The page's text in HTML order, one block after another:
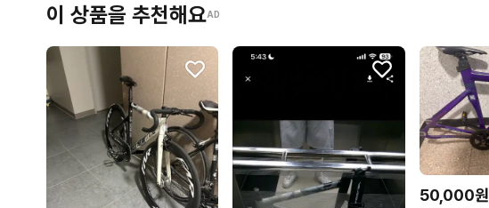
이 상품을 추천해요AD
50,000원